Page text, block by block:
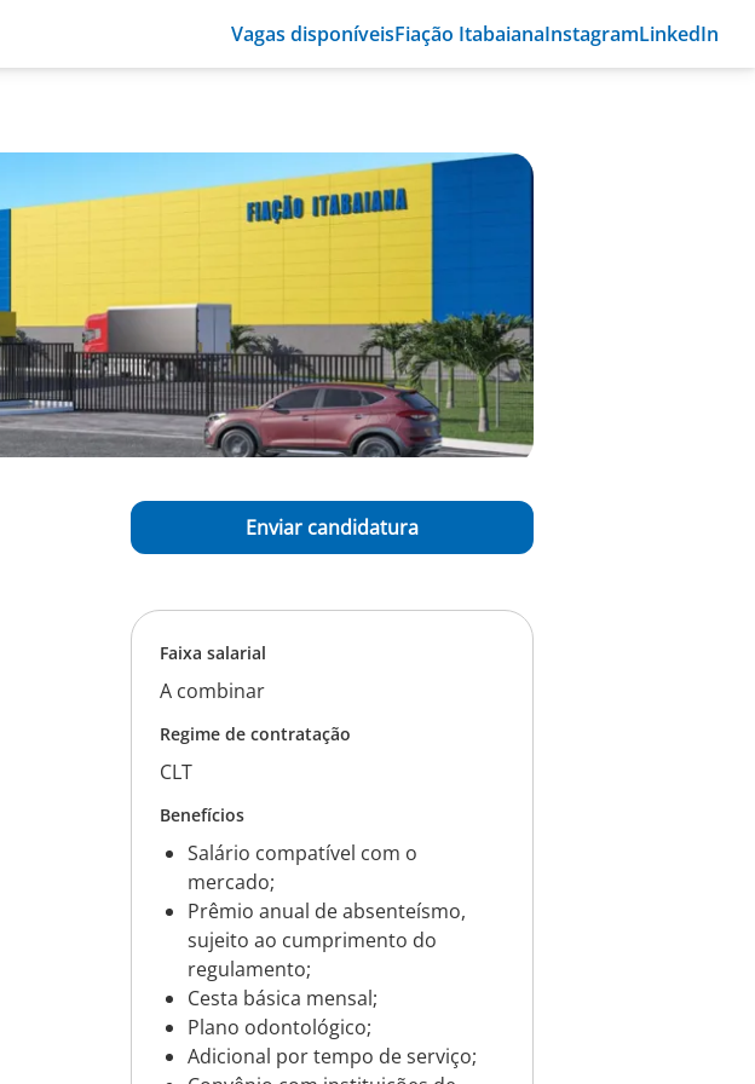
Vagas disponíveisFiação ItabaianaInstagramLinkedIn
Enviar candidatura
Faixa salarial
A combinar
Regime de contratação
CLT
Benefícios
Salário compatível com o
mercado;
Prêmio anual de absenteísmo,
sujeito ao cumprimento do
regulamento;
Cesta básica mensal;
Plano odontológico;
Adicional por tempo de serviço;